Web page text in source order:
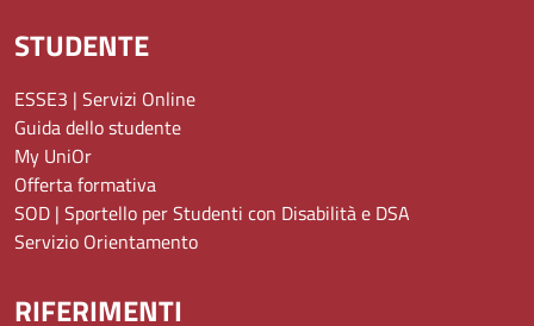
STUDENTE
ESSE3 | Servizi Online
Guida dello studente
My UniOr
Offerta formativa
SOD | Sportello per Studenti con Disabilità e DSA
Servizio Orientamento
RIFERIMENTI